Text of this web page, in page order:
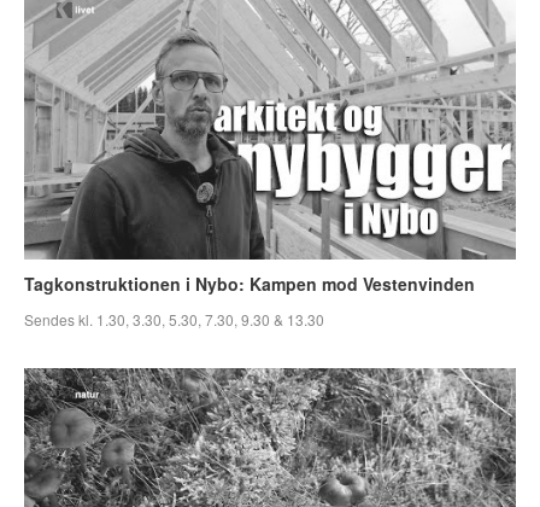
Tagkonstruktionen i Nybo: Kampen mod Vestenvinden
Sendes kl. 1.30, 3.30, 5.30, 7.30, 9.30 & 13.30